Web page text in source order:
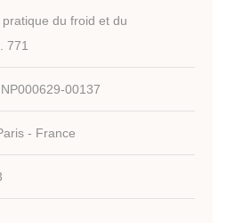
du froid et du
771
NP000629-00137
- France